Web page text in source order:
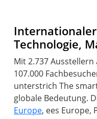
Technologie,
Mit 2.737
107.000
unterstrich The
globale Bedeutung.
Europe, ees Europe,